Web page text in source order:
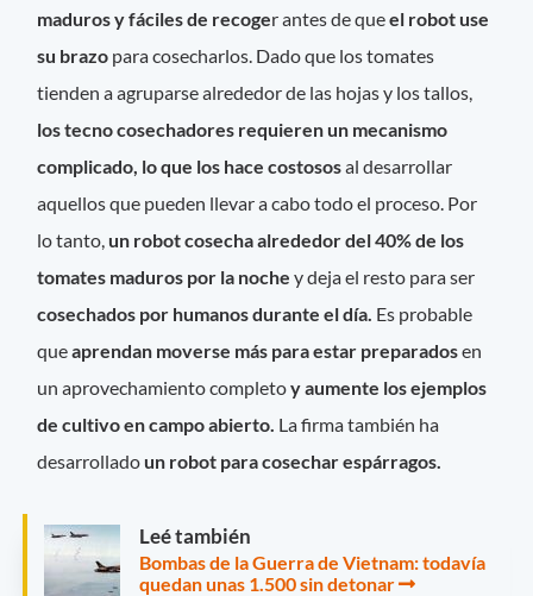
maduros y fáciles de recoger antes de queel robot use
su brazo para cosecharlos. Dado que los tomates
tienden a agruparse alrededor de las hojas y los tallos,
los tecno cosechadores requieren un mecanismo
complicado, lo que los hace costososal desarrollar
aquellos que pueden llevar a cabo todo el proceso. Por
lo tanto, un robot cosecha alrededor del 40% de los
tomates maduros por la noche y deja el resto para ser
cosechados por humanos durante el día. Es probable
queaprendan moverse más para estar preparadosen
un aprovechamiento completoy aumente los ejemplos
de cultivo en campo abierto. La firma también ha
desarrollado un robot para cosechar espárragos.
Leé también
Bombas de la Guerra de Vietnam: todavía
quedan unas 1.500 sin detonar